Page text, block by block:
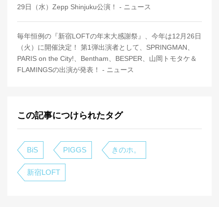
29日（水）Zepp Shinjuku公演！ - ニュース
毎年恒例の『新宿LOFTの年末大感謝祭』、今年は12月26日
（火）に開催決定！ 第1弾出演者として、SPRINGMAN、
PARIS on the City!、Bentham、BESPER、山岡トモタケ＆
FLAMINGSの出演が発表！ - ニュース
この記事につけられたタグ
BiS PIGGS きのホ。
新宿LOFT